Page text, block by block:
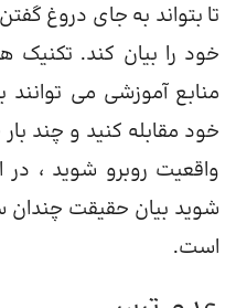
تا بتواند به جای دروغ
خود را بیان کند. تکنیک
منابع آموزشی می
خود مقابله کنید و چند
واقعیت روبرو شوید ،
شوید بیان حقیقت
است.